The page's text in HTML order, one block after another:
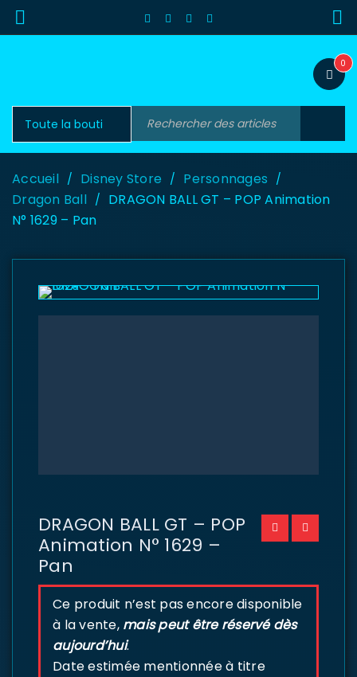
0
Accueil / Disney Store / Personnages /
Dragon Ball / DRAGON BALL GT – POP Animation
N° 1629 – Pan
DRAGON BALL GT – POP
Animation N° 1629 –
Pan
Ce produit n’est pas encore disponible
à la vente, mais peut être réservé dès
aujourd’hui.
Date estimée mentionnée à titre